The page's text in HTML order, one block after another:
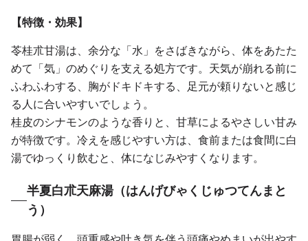
【特徴・効果】
苓桂朮甘湯は、余分な「水」をさばきながら、体をあたた
めて「気」のめぐりを支える処方です。天気が崩れる前に
ふわふわする、胸がドキドキする、足元が頼りないと感じ
る人に合いやすいでしょう。
桂皮のシナモンのような香りと、甘草によるやさしい甘み
が特徴です。冷えを感じやすい方は、食前または食間に白
湯でゆっくり飲むと、体になじみやすくなります。
半夏白朮天麻湯（はんげびゃくじゅつてんまと
う）